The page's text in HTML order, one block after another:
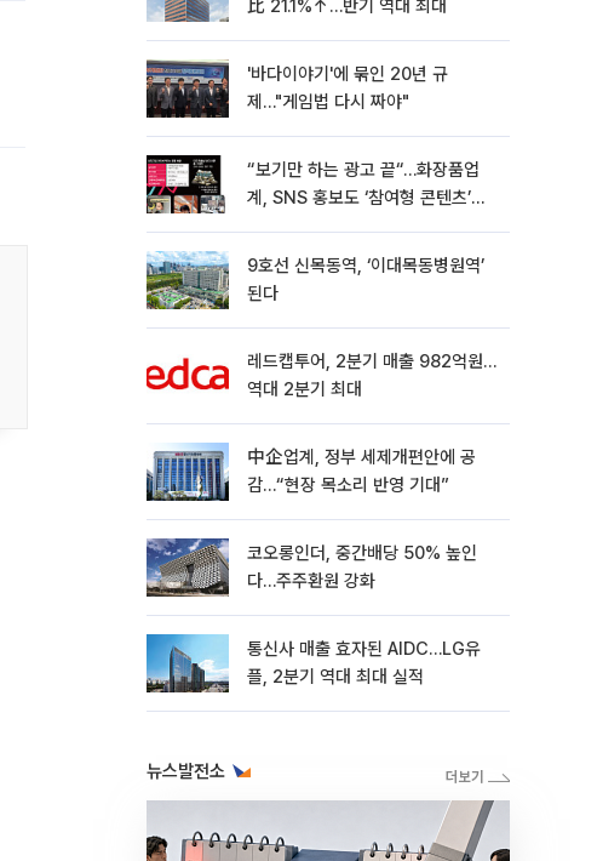
比 21.1%↑…반기 역대 최대
'바다이야기'에 묶인 20년 규
제…"게임법 다시 짜야"
“보기만 하는 광고 끝“…화장품업
계, SNS 홍보도 ‘참여형 콘텐츠’로
9호선 신목동역, ‘이대목동병원역’
된다
레드캡투어, 2분기 매출 982억원…
역대 2분기 최대
中企업계, 정부 세제개편안에 공
감…“현장 목소리 반영 기대”
코오롱인더, 중간배당 50% 높인
다…주주환원 강화
통신사 매출 효자된 AIDC…LG유
플, 2분기 역대 최대 실적
뉴스발전소